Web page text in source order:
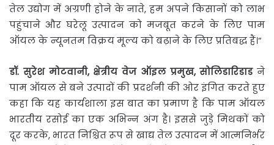
तेल उद्योग में अग्रणी होने के नाते, हम अपने किसानों को लाभ
पहुंचाने और घरेलू उत्पादन को मजबूत करने के लिए पाम
ऑयल के न्यूनतम विक्रय मूल्य को बढ़ाने के लिए प्रतिबद्ध हैं।”
डॉ. सुरेश मोटवानी, क्षेत्रीय वेज ऑइल प्रमुख,सोलिडारिडाडने
पाम ऑयल से बने उत्पादों की प्रदर्शनी की ओर इंगित करते हुए
कहा कि यह कार्यशाला इस बात का प्रमाण है कि पाम ऑयल
भारतीय रसोई का एक अभिन्न अंग है। इससे जुड़े मिथकों को
दूर करके, भारत निश्चित रूप से खाद्य तेल उत्पादन में आत्मनिर्भर